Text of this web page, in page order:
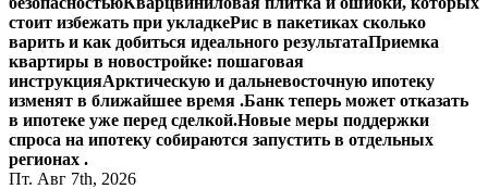
стоит избежать при укладкеРис в пакетиках сколько
варить и как добиться идеального результатаПриемка
квартиры в новостройке: пошаговая
инструкцияАрктическую и дальневосточную ипотеку
изменят в ближайшее время .Банк теперь может отказать
в ипотеке уже перед сделкой.Новые меры поддержки
спроса на ипотеку собираются запустить в отдельных
регионах .
Пт. Авг 7th, 2026